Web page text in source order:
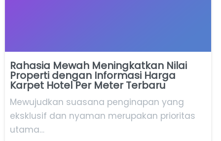
Rahasia Mewah Meningkatkan Nilai
Properti dengan Informasi Harga
Karpet Hotel Per Meter Terbaru
Mewujudkan suasana penginapan yang
eksklusif dan nyaman merupakan prioritas
utama…